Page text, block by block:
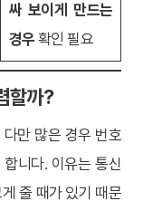
싸 보이게 만드는
경우 확인 필요
할까?
만 많은 경우 번호
니다. 이유는 통신
줄 때가 있기 때문